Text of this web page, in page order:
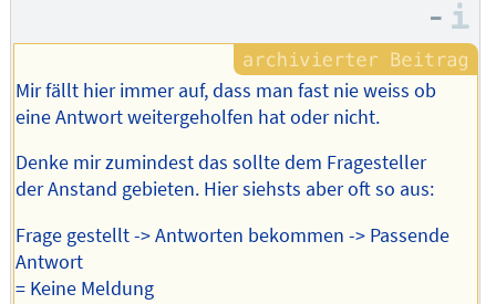
–
Mir fällt hier immer auf, dass man fast nie weiss ob
eine Antwort weitergeholfen hat oder nicht.
Denke mir zumindest das sollte dem Fragesteller
der Anstand gebieten. Hier siehsts aber oft so aus:
Frage gestellt -> Antworten bekommen -> Passende
Antwort
= Keine Meldung